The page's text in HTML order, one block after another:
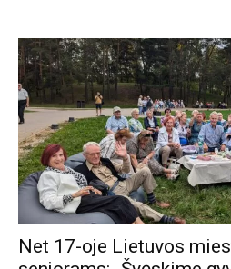
Net 17-oje Lietuvos